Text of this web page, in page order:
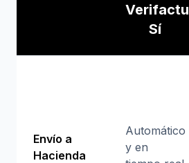
Verifactu
Sí
Envío a
Hacienda
Automático
y en